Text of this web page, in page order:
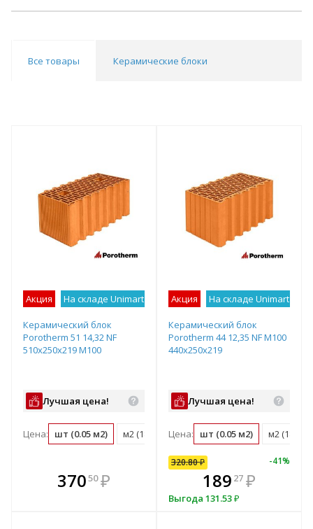
Все товары Керамические блоки
Акция На складе Unimart Лучшее предложение
Керамический блок
Porotherm 51 14,32 NF
510х250х219 М100
Лучшая цена!
Цена: шт (0.05 м2) м2 (18.3 шт) м3 (35.8 шт) поддон (50
37050 ₽
В комплекте
всегда выгоднее!
Акция На складе Unimart
Керамический блок
Porotherm 44 12,35 NF М100
440x250x219
Лучшая цена!
Цена: шт (0.05 м2) м2 (18.3
32080
320.80₽ -41%
189 27 ₽
Выгода 131.53₽